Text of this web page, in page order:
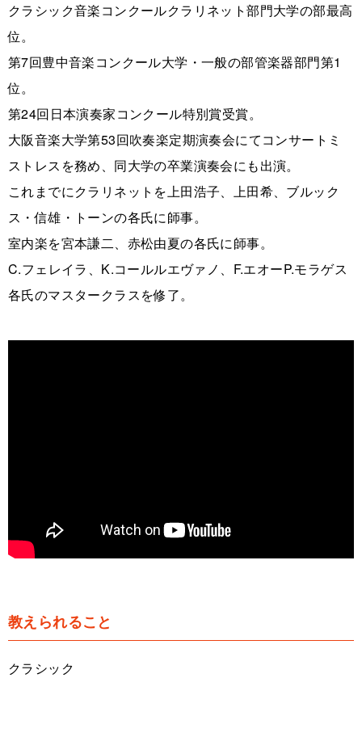
クラシック音楽コンクールクラリネット部門大学の部最高
位。
第7回豊中音楽コンクール大学・一般の部管楽器部門第1
位。
第24回日本演奏家コンクール特別賞受賞。
大阪音楽大学第53回吹奏楽定期演奏会にてコンサートミ
ストレスを務め、同大学の卒業演奏会にも出演。
これまでにクラリネットを上田浩子、上田希、ブルック
ス・信雄・トーンの各氏に師事。
室内楽を宮本謙二、赤松由夏の各氏に師事。
C.フェレイラ、K.コールルエヴァノ、F.エオーP.モラゲス
各氏のマスタークラスを修了。
教えられること
クラシック